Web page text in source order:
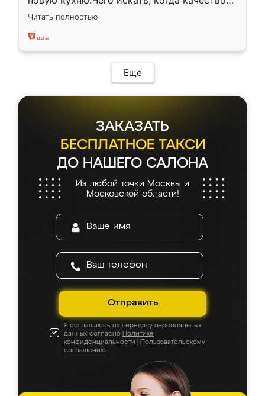
вполне довольна. Служит кухня уже почти
два года, нареканий нет.
Читать полностью
Еще
ЗАКАЗАТЬ
БЕСПЛАТНОЕ ТАКСИ
ДО НАШЕГО САЛОНА
Из любой точки Москвы и
Московской области!
Отправить
Я соглашаюсь на передачу персональных
данных согласно Политике
конфиденциальности
Пользовательскому
соглашению